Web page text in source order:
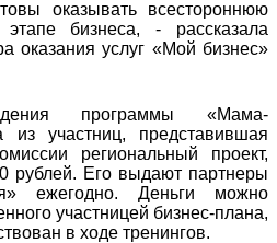
оказывать всестороннюю
бизнеса, - рассказала
оказания услуг «Мой бизнес»
программы «Мама-
из участниц, представившая
региональный проект,
рублей. Его выдают партнеры
ежегодно. Деньги можно
участницей бизнес-плана,
в ходе тренингов.